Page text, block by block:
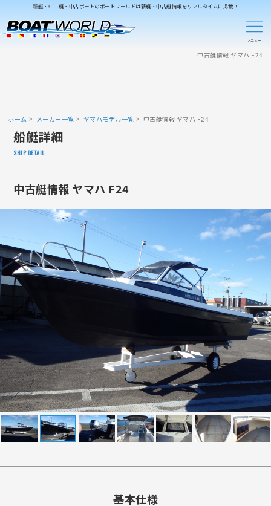
新艇・中古艇・中古ボートのボートワールドは新艇・中古艇情報をリアルタイムに掲載！
中古艇情報 ヤマハ F24
ホーム メーカー一覧 ヤマハモデル一覧 中古艇情報 ヤマハ F24
船艇詳細
SHIP DETAIL
中古艇情報 ヤマハ F24
基本仕様